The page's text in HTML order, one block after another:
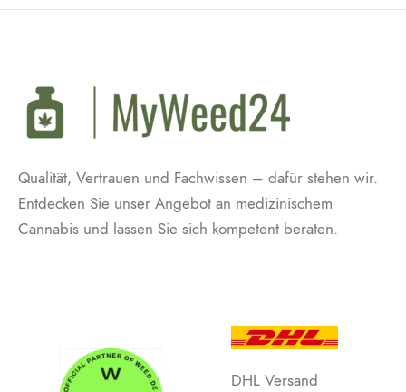
Qualität, Vertrauen und Fachwissen – dafür stehen wir.
Entdecken Sie unser Angebot an medizinischem
Cannabis und lassen Sie sich kompetent beraten.
DHL Versand